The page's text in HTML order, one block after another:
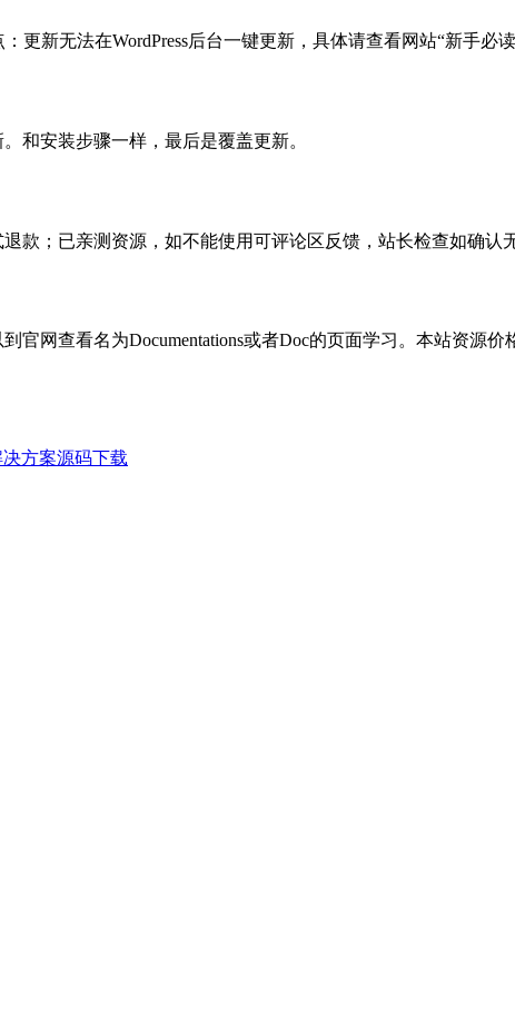
新无法在WordPress后台一键更新，具体请查看网站“新手必读
和安装步骤一样，最后是覆盖更新。
款；已亲测资源，如不能使用可评论区反馈，站长检查如确认
网查看名为Documentations或者Doc的页面学习。本站资源